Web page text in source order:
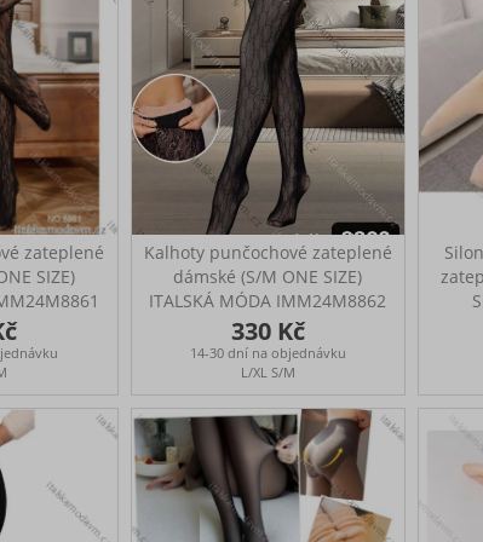
zateplené
SIZE)
Kalhoty punčochové zateplené
dámské (S/M ONE SIZE)
ITALSKÁ MÓDA IMM24M8862
330 Kč
14-30 dní na objednávku
L/XL S/M